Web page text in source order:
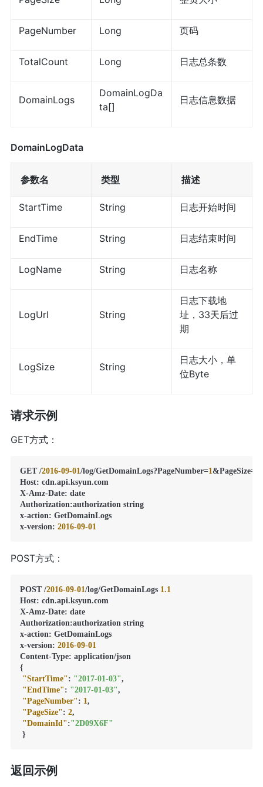
PageNumber Long 页码
TotalCount Long 日志总条数
DomainLogs
DomainLogDa
ta[]
日志信息数据
DomainLogData
参数名 类型 描述
StartTime String 日志开始时间
EndTime String 日志结束时间
LogName String 日志名称
LogUrl String
日志下载地
址，33天后过
期
LogSize String
日志大小，单
位Byte
请求示例
GET方式：
GET /2016-09-01/log/GetDomainLogs?PageNumber=1&PageSize=
Host: cdn.api.ksyun.com
X-Amz-Date: date
Authorization:authorization string
x-action: GetDomainLogs
x-version: 2016-09-01
POST方式：
POST /2016-09-01/log/GetDomainLogs 1.1
Host: cdn.api.ksyun.com
X-Amz-Date: date
Authorization:authorization string
x-action: GetDomainLogs
x-version: 2016-09-01
Content-Type:
application/json
{
"StartTime": "2017-01-03",
"EndTime": "2017-01-03",
"PageNumber": 1,
"PageSize": 2,
"DomainId":"2D09X6F"
}
返回示例